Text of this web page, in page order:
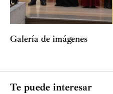
Galería de imágenes
Te puede interesar